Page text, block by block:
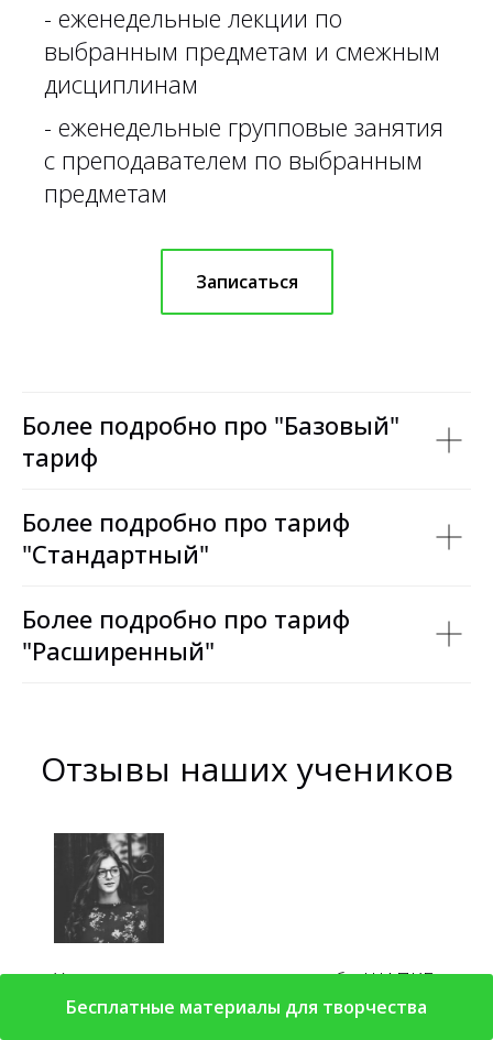
Бесплатные материалы для творчества
- еженедельные лекции по
выбранным предметам и смежным
дисциплинам
- еженедельные групповые занятия
с преподавателем по выбранным
предметам
Записаться
Более подробно про "Базовый"
тариф
Более подробно про тариф
"Стандартный"
Более подробно про тариф
"Расширенный"
Отзывы наших учеников
Хочу сказать огромное спасибо ШАПКЕ
💕 и моему преподавателю Валерию